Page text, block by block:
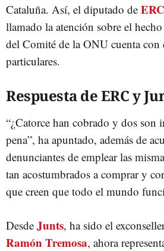
Cataluña. Así, el diputado de ERC
llamado la atención sobre el
del Comité de la ONU cuenta con
particulares.
Respuesta de ERC y
“¿Catorce han cobrado y dos son
pena”, ha apuntado, además de
denunciantes de emplear las
tan acostumbrados a comprar y
que creen que todo el mundo
Desde Junts, ha sido el
Ramón Tremosa, ahora